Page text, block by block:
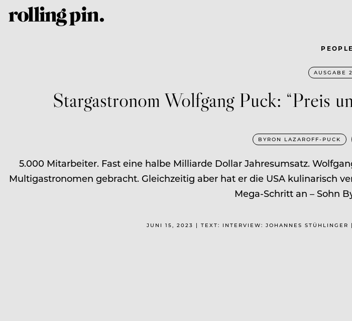
PEOPLE
AUSGABE
Stargastronom Wolfgang Puck: “Preis
BYRON LAZAROFF-PUCK
5.000 Mitarbeiter. Fast eine halbe Milliarde Dollar Jahresumsatz.
Multigastronomen gebracht. Gleichzeitig aber hat er die USA kulinarisch
Mega-Schritt an – Sohn
JUNI 15, 2023 | TEXT: INTERVIEW: JOHANNES STÜHLINGER